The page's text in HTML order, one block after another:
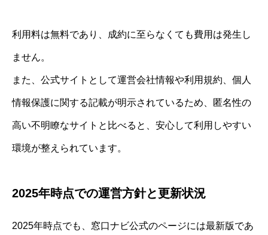
利用料は無料であり、成約に至らなくても費用は発生し
ません。
また、公式サイトとして運営会社情報や利用規約、個人
情報保護に関する記載が明示されているため、匿名性の
高い不明瞭なサイトと比べると、安心して利用しやすい
環境が整えられています。
2025年時点での運営方針と更新状況
2025年時点でも、窓口ナビ公式のページには最新版であ